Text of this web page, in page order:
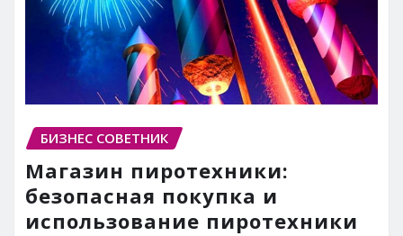
БИЗНЕС СОВЕТНИК
Магазин пиротехники:
безопасная покупка и
использование пиротехники